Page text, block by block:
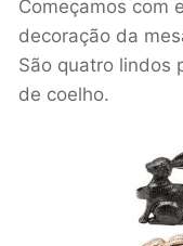
Começamos com
decoração da
São quatro lindos
de coelho.